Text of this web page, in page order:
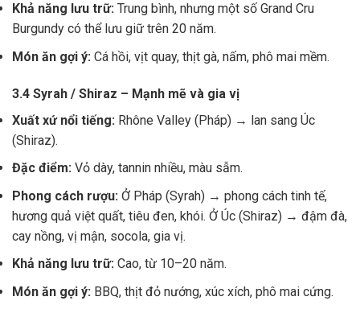
Khả năng lưu trữ: Trung bình, nhưng một số Grand Cru
Burgundy có thể lưu giữ trên 20 năm.
Món ăn gợi ý: Cá hồi, vịt quay, thịt gà, nấm, phô mai mềm.
3.4 Syrah / Shiraz – Mạnh mẽ và gia vị
Xuất xứ nổi tiếng: Rhône Valley (Pháp) → lan sang Úc
(Shiraz).
Đặc điểm: Vỏ dày, tannin nhiều, màu sẫm.
Phong cách rượu: Ở Pháp (Syrah) → phong cách tinh tế,
hương quả việt quất, tiêu đen, khói. Ở Úc (Shiraz) → đậm đà,
cay nồng, vị mận, socola, gia vị.
Khả năng lưu trữ: Cao, từ 10–20 năm.
Món ăn gợi ý: BBQ, thịt đỏ nướng, xúc xích, phô mai cứng.